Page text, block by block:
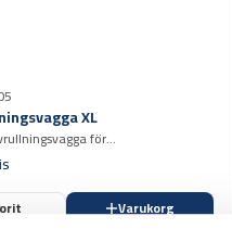
XL
för
med en maximal diameter
upp till 520 mm och en
200 kg. Varukorg